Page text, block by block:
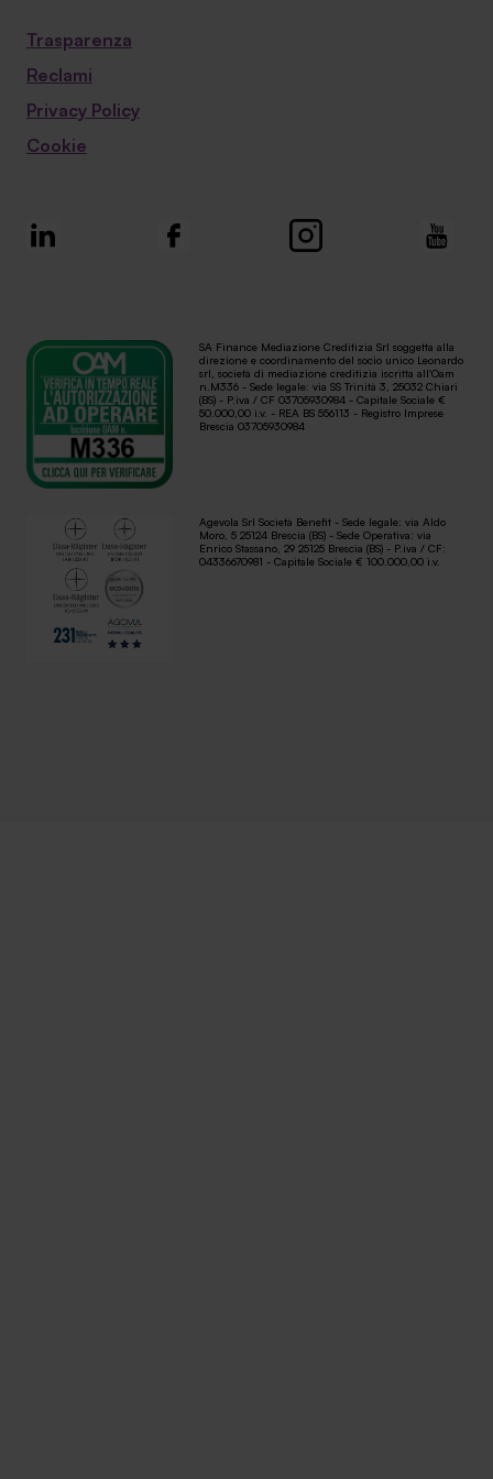
Trasparenza
Reclami
Privacy Policy
Cookie
SA Finance Mediazione Creditizia Srl soggetta alla
direzione e coordinamento del socio unico Leonardo
srl, società di mediazione creditizia iscritta all'Oam
n.M336 - Sede legale: via SS Trinità 3, 25032 Chiari
(BS) - P.iva / CF 03705930984 - Capitale Sociale €
50.000,00 i.v. - REA BS 556113 - Registro Imprese
Brescia 03705930984
Agevola Srl Società Benefit - Sede legale: via Aldo
Moro, 5 25124 Brescia (BS) - Sede Operativa: via
Enrico Stassano, 29 25125 Brescia (BS) - P.iva / CF:
04336670981 - Capitale Sociale € 100.000,00 i.v.